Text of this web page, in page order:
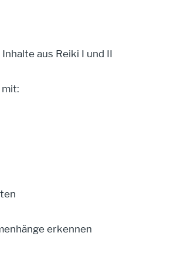
aus Reiki I und II
erkennen